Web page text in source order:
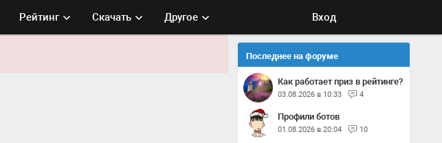
Рейтинг Скачать Другое Вход
Последнее на форуме
Как работает приз в рейтинге?
03.08.2026 в 10:33 4
Профили ботов
01.08.2026 в 20:04 10